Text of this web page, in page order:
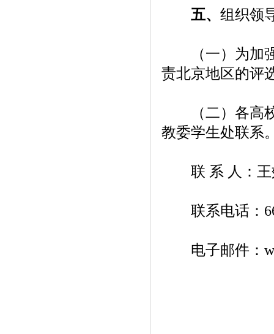
五、 组织领
（一）为加强
责北京地区的评
（二）各高校
教委学生处联系
联 系 人：王
联系电话：
电子邮件：